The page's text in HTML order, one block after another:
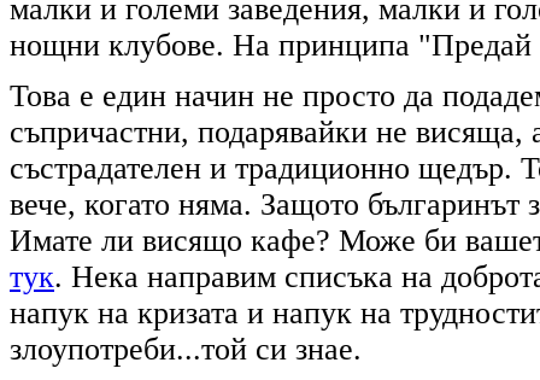
малки и големи заведения, малки и
нощни клубове. На принципа "Предай
Това е един начин не просто да
съпричастни, подарявайки не
състрадателен и традиционно щедър.
вече, когато няма. Защото българинът
Имате ли висящо кафе? Може би
тук. Нека направим списъка на
напук на кризата и напук на
злоупотреби...той си знае.